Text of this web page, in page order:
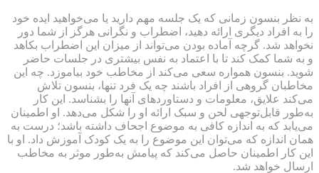
به نظر بنسون زمانی که یک جلسه مهم دارید یا می‌خواهید ایده خود
را به افراد دیگری ارائه دهید، اضطراب و نگرانی هرگز از شما دور
نخواهد شد. گرچه آماده بودن می‌تواند از میزان این اضطراب بکاهد
و به شما کمک کند تا با اعتماد به نفس بیشتری در جلسات حاضر
شوید. بنسون همواره سعی می‌کند از مخاطب خود بیاموزد. چه این
مخاطبان گروهی از افراد باشند چه یک فرد تنها، بنسون تلاش
می‌کند علایق، معلومات و دستاوردهای آنها را بشناسد. این کار
به‌طور قابل‌توجهی لحن و سبک ارائه او را شکل می‌دهد. او اطمینان
می‌یابد که به اندازه کافی به موضوع اجحاف داشته باشد؛ درست به
همان اندازه که می‌توان این موضوع را به یک کودک آموزش داد. او با
این کار اطمینان حاصل می‌کند که پیامش به‌طور موثر به مخاطب
ارسال خواهد شد.